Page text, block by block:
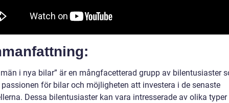
i nya bilar” är en mångfacetterad grupp av bilentusiaster
för bilar och möjligheten att investera i de senaste
Dessa bilentusiaster kan vara intresserade av olika typer